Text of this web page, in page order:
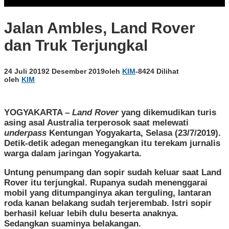
Jalan Ambles, Land Rover
dan Truk Terjungkal
24 Juli 20192 Desember 2019oleh KIM-8424 Dilihat
oleh KIM
YOGYAKARTA – Land Roveryang dikemudikan turis
asing asal Australia terperosok saat melewati
underpass Kentungan Yogyakarta, Selasa (23/7/2019).
Detik-detik adegan menegangkan itu terekam jurnalis
warga dalam jaringan Yogyakarta.
Untung penumpang dan sopir sudah keluar saat Land
Rover itu terjungkal. Rupanya sudah menenggarai
mobil yang ditumpanginya akan terguling, lantaran
roda kanan belakang sudah terjerembab. Istri sopir
berhasil keluar lebih dulu beserta anaknya.
Sedangkan suaminya belakangan.